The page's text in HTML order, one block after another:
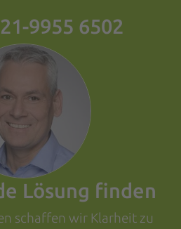
9955 6502
Lösung finden
schaffen wir Klarheit zu